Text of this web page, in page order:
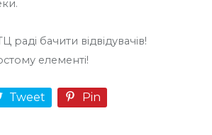
раді бачити відвідувачів!
елементі!
Tweet Pin